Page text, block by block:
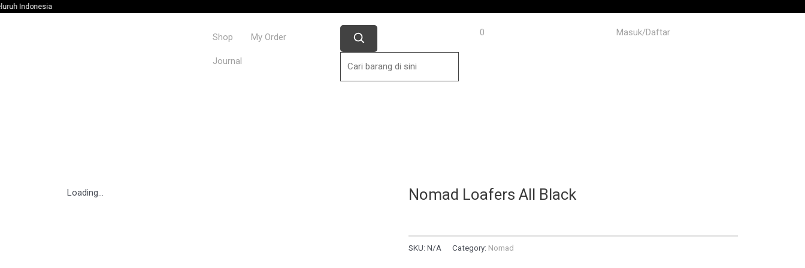
Shop My Order
Journal
0 Masuk/Daftar
Loading... Nomad Loafers All Black
SKU: N/A Category: Nomad